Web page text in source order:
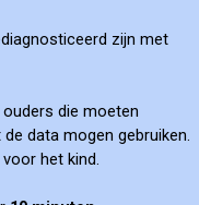
zijn met
die moeten
data mogen gebruiken.
het kind.